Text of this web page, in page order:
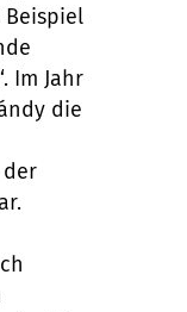
Beispiel
Im Jahr
die